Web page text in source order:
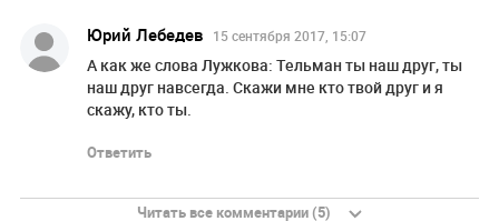
Юрий Лебедев 15 сентября 2017, 15:07
А как же слова Лужкова: Тельман ты наш друг, ты
наш друг навсегда. Скажи мне кто твой друг и я
скажу, кто ты.
Ответить
Читать все комментарии (5)